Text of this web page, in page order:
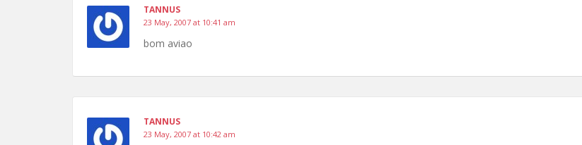
TANNUS
23 May, 2007 at 10:41 am
bom aviao
TANNUS
23 May, 2007 at 10:42 am